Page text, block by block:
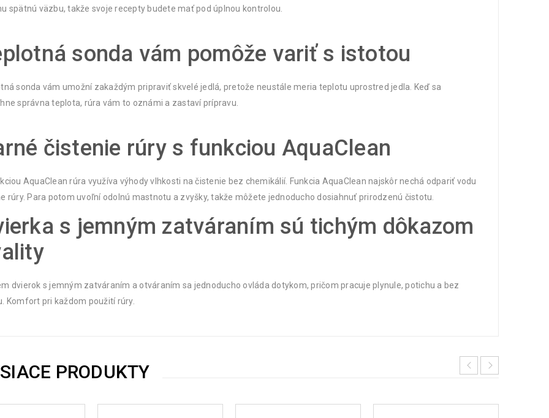
spätnú väzbu, takže svoje recepty budete mať pod úplnou kontrolou.
sonda vám pomôže variť s istotou
sonda vám umožní zakaždým pripraviť skvelé jedlá, pretože neustále meria teplotu uprostred jedla. Keď sa
správna teplota, rúra vám to oznámi a zastaví prípravu.
čistenie rúry s funkciou AquaClean
AquaClean rúra využíva výhody vlhkosti na čistenie bez chemikálií. Funkcia AquaClean najskôr nechá odpariť vodu
rúry. Para potom uvoľní odolnú mastnotu a zvyšky, takže môžete jednoducho dosiahnuť prirodzenú čistotu.
s jemným zatváraním sú tichým dôkazom
dvierok s jemným zatváraním a otváraním sa jednoducho ovláda dotykom, pričom pracuje plynule, potichu a bez
Komfort pri každom použití rúry.
PRODUKTY